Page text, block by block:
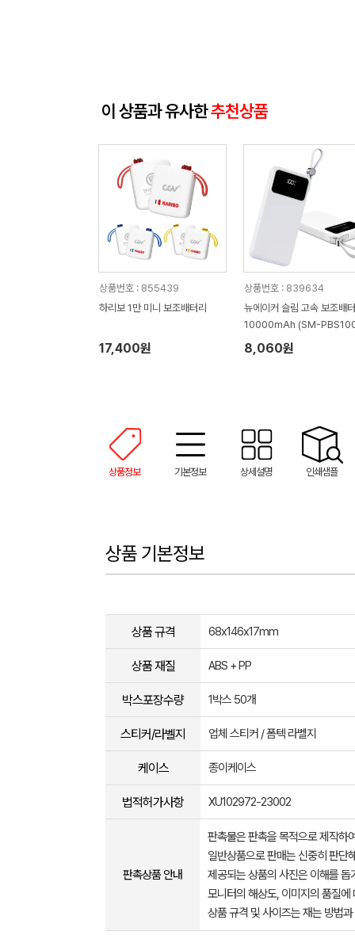
이 상품과 유사한추천상품
상품번호 : 855439
하리보 1만 미니 보조배터리
17,400원
상품번호 : 839634
뉴에이커 슬림 고속 보조배
10000mAh (SM-
8,060원
상품정보 기본정보 상세설명 인쇄샘플
상품 기본정보
상품 규격 68x146x17mm
상품 재질 ABS + PP
박스포장수량 1박스 50개
스티커/라벨지 업체 스티커 / 폼텍 라벨지
케이스 종이케이스
법적허가사항 XU102972-23002
판촉상품 안내
판촉물은 판촉을 목적으로 제작하
일반상품으로 판매는 신중히 판단
제공되는 상품의 사진은 이해를
모니터의 해상도, 이미지의 품질
상품 규격 및 사이즈는 재는 방법